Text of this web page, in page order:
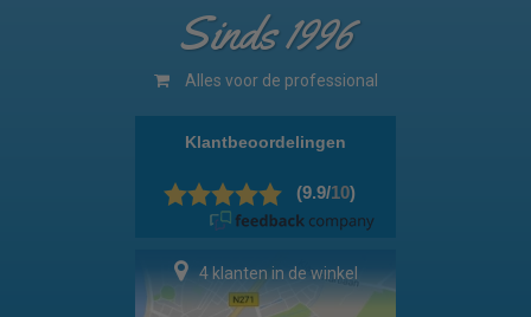
Sinds 1996
Alles voor de professional
4 klanten in de winkel